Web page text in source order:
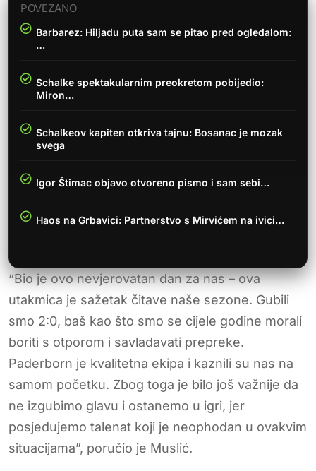
POVEZANO
Barbarez: Hiljadu puta sam se pitao pred ogledalom:
…
Schalke spektakularnim preokretom pobijedio:
Miron…
Schalkeov kapiten otkriva tajnu: Bosanac je mozak
svega
Igor Štimac objavo otvoreno pismo i sam sebi…
Haos na Grbavici: Partnerstvo s Mirvićem na ivici…
“Bio je ovo nevjerovatan dan za nas – ova
utakmica je sažetak čitave naše sezone. Gubili
smo 2:0, baš kao što smo se cijele godine morali
boriti s otporom i savladavati prepreke.
Paderborn je kvalitetna ekipa i kaznili su nas na
samom početku. Zbog toga je bilo još važnije da
ne izgubimo glavu i ostanemo u igri, jer
posjedujemo talenat koji je neophodan u ovakvim
situacijama”, poručio je Muslić.